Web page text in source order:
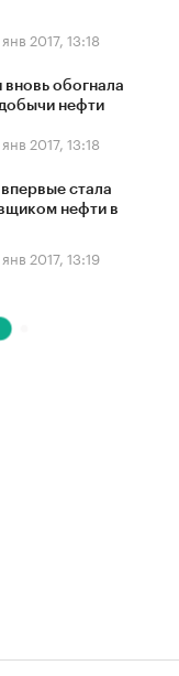
2017, 13:18
обогнала
нефти
2017, 13:18
стала
нефти в
2017, 13:19